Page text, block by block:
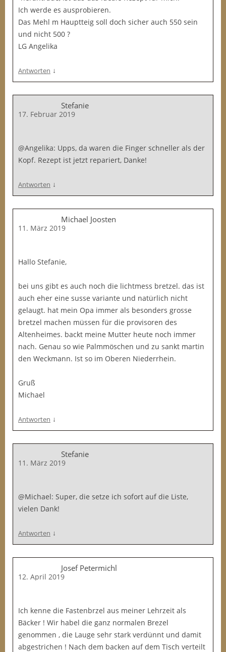
Ich werde es ausprobieren.
Das Mehl m Hauptteig soll doch sicher auch 550 sein
und nicht 500 ?
LG Angelika
Antworten ↓
Stefanie
17. Februar 2019
@Angelika: Upps, da waren die Finger schneller als der
Kopf. Rezept ist jetzt repariert, Danke!
Antworten ↓
Michael Joosten
11. März 2019
Hallo Stefanie,
bei uns gibt es auch noch die lichtmess bretzel. das ist
auch eher eine susse variante und natürlich nicht
gelaugt. hat mein Opa immer als besonders grosse
bretzel machen müssen für die provisoren des
Altenheimes. backt meine Mutter heute noch immer
nach. Genau so wie Palmmöschen und zu sankt martin
den Weckmann. Ist so im Oberen Niederrhein.
Gruß
Michael
Antworten ↓
Stefanie
11. März 2019
@Michael: Super, die setze ich sofort auf die Liste,
vielen Dank!
Antworten ↓
Josef Petermichl
12. April 2019
Ich kenne die Fastenbrzel aus meiner Lehrzeit als
Bäcker ! Wir habel die ganz normalen Brezel
genommen , die Lauge sehr stark verdünnt und damit
abgestrichen ! Nach dem backen auf dem Tisch verteilt